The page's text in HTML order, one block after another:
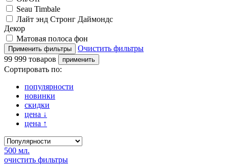
Seau Timbale
Лайт энд Стронг Даймондс
Декор
Матовая полоса фон
Очистить фильтры
99 999 товаров
Сортировать по:
популярности
новинки
скидки
цена ↓
цена ↑
500 мл.
очистить фильтры